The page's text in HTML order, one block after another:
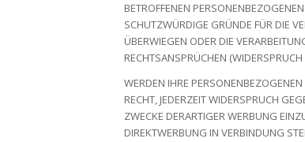
BETROFFENEN
SCHUTZWÜRDIGE GRÜNDE FÜR DIE
ÜBERWIEGEN ODER DIE
RECHTSANSPRÜCHEN
WERDEN IHRE
RECHT, JEDERZEIT WIDERSPRUCH
ZWECKE DERARTIGER WERBUNG
DIREKTWERBUNG IN VERBINDUNG